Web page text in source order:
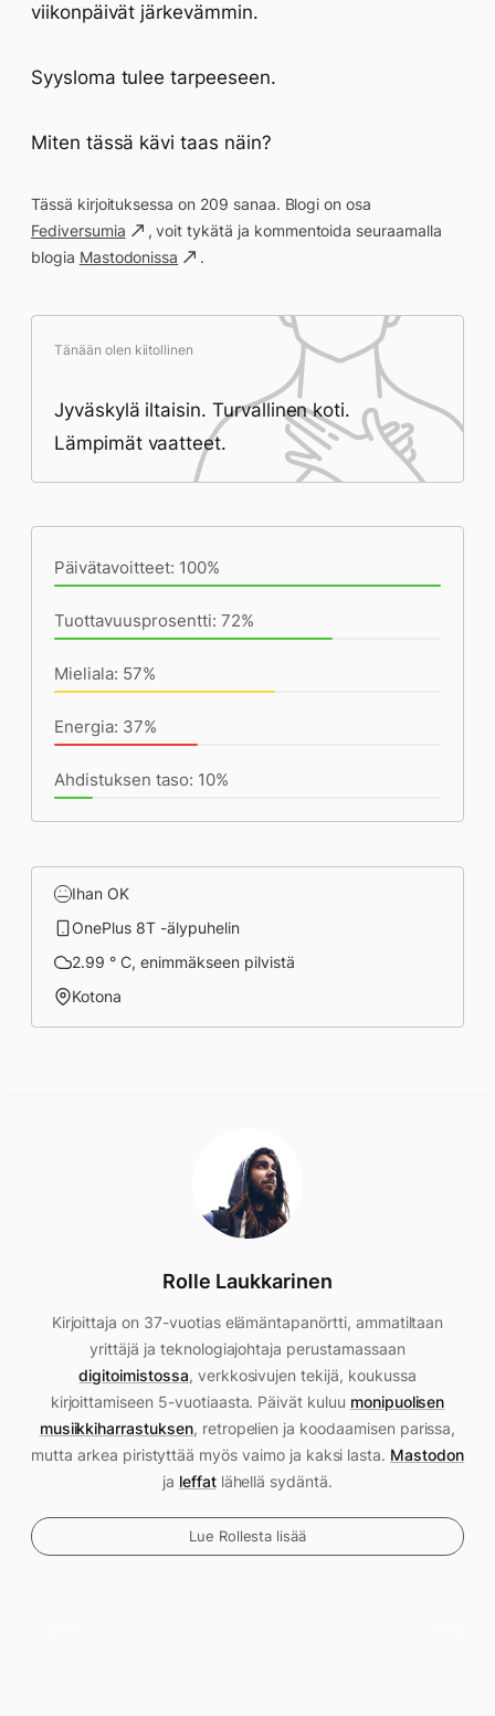
viikonpäivät järkevämmin.
Syysloma tulee tarpeeseen.
Miten tässä kävi taas näin?
Tässä kirjoituksessa on 209 sanaa. Blogi on osa
Fediversumia
, voit tykätä ja kommentoida seuraamalla
blogia Mastodonissa .
Tänään olen kiitollinen
Jyväskylä iltaisin. Turvallinen koti.
Lämpimät vaatteet.
Päivätavoitteet: 100%
Tuottavuusprosentti: 72%
Mieliala: 57%
Energia: 37%
Ahdistuksen taso: 10%
Ihan OK
OnePlus 8T -älypuhelin
2.99 ° C, enimmäkseen pilvistä
Kotona
Rolle Laukkarinen
Kirjoittaja on 37-vuotias elämäntapanörtti, ammatiltaan
yrittäjä ja teknologiajohtaja perustamassaan
digitoimistossa, verkkosivujen tekijä, koukussa
kirjoittamiseen 5-vuotiaasta. Päivät kuluu monipuolisen
musiikkiharrastuksen, retropelien ja koodaamisen parissa,
mutta arkea piristyttää myös vaimo ja kaksi lasta. Mastodon
ja leffatlähellä sydäntä.
Lue Rollesta lisää